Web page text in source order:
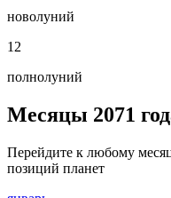
новолуний
12
полнолуний
Месяцы 2071
Перейдите к любому
позиций планет